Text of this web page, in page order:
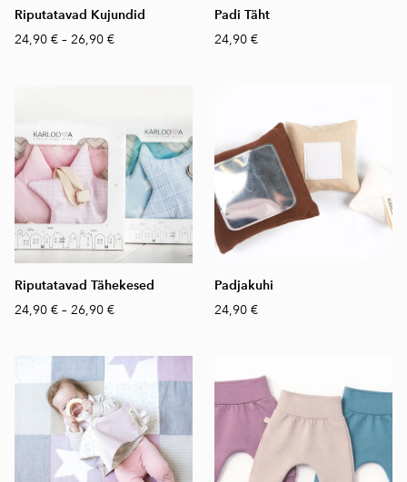
Riputatavad Kujundid
24,90 € – 26,90 €
Padi Täht
24,90 €
Riputatavad Tähekesed
24,90 € – 26,90 €
Padjakuhi
24,90 €